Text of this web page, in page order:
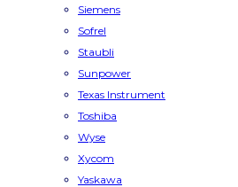
Siemens
Sofrel
Staubli
Sunpower
Texas Instrument
Toshiba
Wyse
Xycom
Yaskawa